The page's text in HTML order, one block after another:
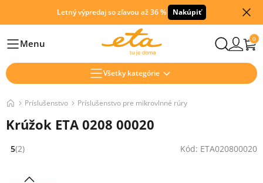
Letný výpredaj so zľavou až 36 % Nakúpiť
HlavníMenu 0
Všetky kategórie
Príslušenstvo Príslušenstvo pre mikrovlnné rúry
Krúžok ETA 0208 00020
Hodnocení: 5 z 5 (2 recenzí)
5(2) Kód: ETA020800020